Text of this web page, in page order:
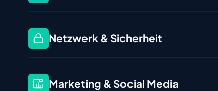
Netzwerk & Sicherheit
Marketing & Social Media